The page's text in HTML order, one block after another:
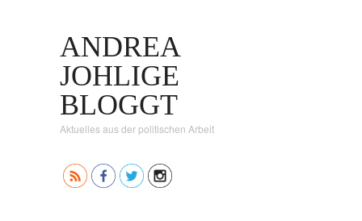
ANDREA
JOHLIGE
BLOGGT
Aktuelles aus der politischen Arbeit